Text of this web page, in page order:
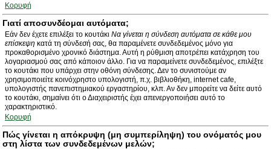
Κορυφή
Γιατί αποσυνδέομαι αυτόματα;
Εάν δεν έχετε επιλέξει το κουτάκι Να γίνεται η σύνδεση αυτόματα σε κάθε μου
επίσκεψη κατά τη σύνδεσή σας, θα παραμένετε συνδεδεμένος μόνο για
προκαθορισμένο χρονικό διάστημα. Αυτή η ρύθμιση αποτρέπει κατάχρηση του
λογαριασμού σας από κάποιον άλλο. Για να παραμείνετε συνδεδεμένος, επιλέξτε
το κουτάκι που υπάρχει στην οθόνη σύνδεσης. Δεν το συνιστούμε αν
χρησιμοποιείτε κοινόχρηστο υπολογιστή, π.χ. βιβλιοθήκη, internet cafe,
υπολογιστής πανεπιστημιακού εργαστηρίου, κλπ. Αν δεν μπορείτε να δείτε αυτό
το κουτάκι, σημαίνει ότι ο Διαχειριστής έχει απενεργοποιήσει αυτό το
χαρακτηριστικό.
Κορυφή
Πώς γίνεται η απόκρυψη (μη συμπερίληψη) του ονόματός μου
στη λίστα των συνδεδεμένων μελών;